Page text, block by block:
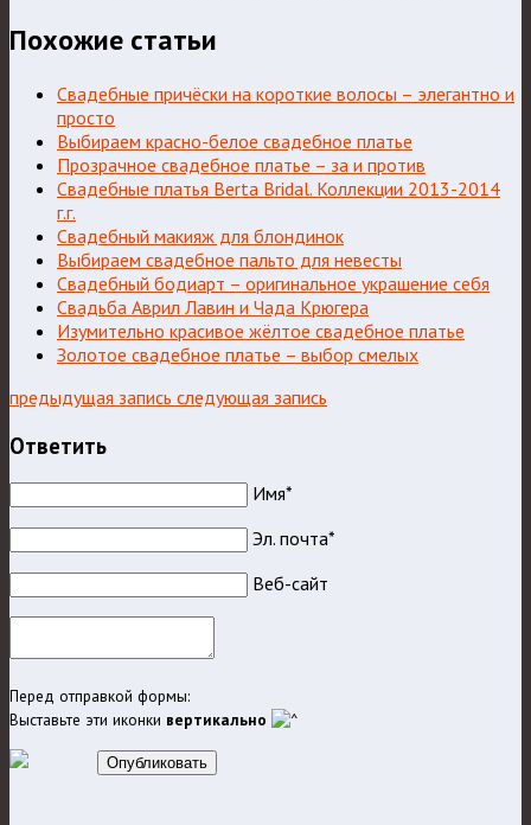
Похожие статьи
Свадебные причёски на короткие волосы – элегантно и
просто
Выбираем красно-белое свадебное платье
Прозрачное свадебное платье – за и против
Свадебные платья Berta Bridal. Коллекции 2013-2014
г.г.
Свадебный макияж для блондинок
Выбираем свадебное пальто для невесты
Свадебный бодиарт – оригинальное украшение себя
Свадьба Аврил Лавин и Чада Крюгера
Изумительно красивое жёлтое свадебное платье
Золотое свадебное платье – выбор смелых
предыдущая запись следующая запись
Ответить
Имя*
Эл. почта*
Веб-сайт
Перед отправкой формы:
Выставьте эти иконки вертикально
Опубликовать